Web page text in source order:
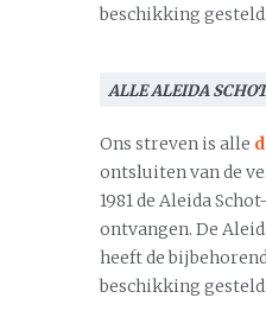
beschikking gesteld.
ALLE ALEIDA
Ons streven is alle
ontsluiten van de
1981 de Aleida
ontvangen. De
heeft de
beschikking gesteld.